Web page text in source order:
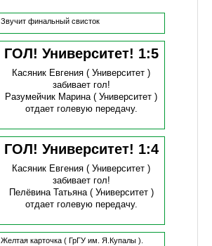
Звучит финальный свисток
ГОЛ! Университет! 1:5
Касяник Евгения ( Университет )
забивает гол!
Разумейчик Марина( Университет )
отдает голевую передачу.
ГОЛ! Университет! 1:4
Касяник Евгения ( Университет )
забивает гол!
Пелёвина Татьяна( Университет )
отдает голевую передачу.
Желтая карточка ( ГрГУ им. Я.Купалы ).